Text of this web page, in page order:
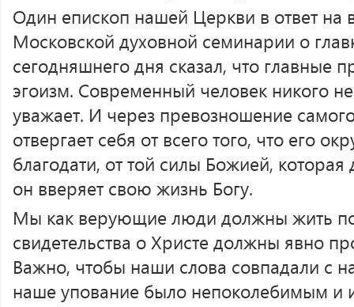
Один епископ нашей Церкви в ответ на
Московской духовной семинарии о
сегодняшнего дня сказал, что
эгоизм. Современный человек никого
уважает. И через превозношение
отвергает себя от всего того, что его
благодати, от той силы Божией, которая
он вверяет свою жизнь Богу.
Мы как верующие люди должны жить
свидетельства о Христе должны явно
Важно, чтобы наши слова совпадали с
наше упование было непоколебимым и